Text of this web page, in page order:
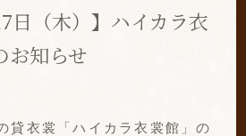
日（木）】ハイカラ衣
お知らせ
貸衣裳「ハイカラ衣裳館」の